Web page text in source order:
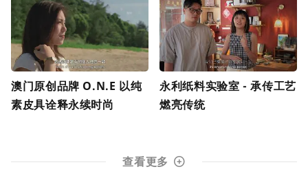
澳门原创品牌 O.N.E 以纯
素皮具诠释永续时尚
永利纸料实验室 - 承传工艺
燃亮传统
查看更多